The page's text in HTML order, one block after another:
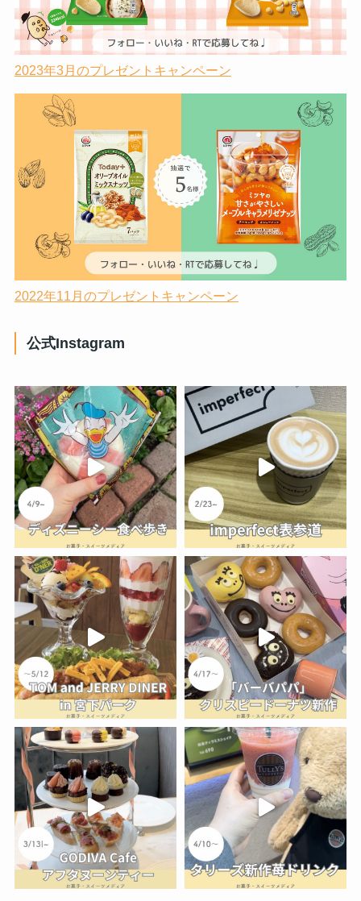
2023年3月のプレゼントキャンペーン
2022年11月のプレゼントキャンペーン
公式Instagram